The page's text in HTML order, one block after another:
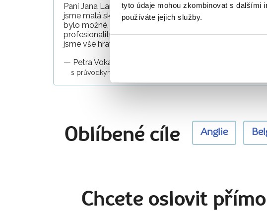
tyto údaje mohou zkombinovat s dalšími
používáte jejich služby.
Paní Jana Laníková je velice milá a profesionální
jsme malá skupinka a nikdy nebyl problém se domluvit
bylo možné, vždy vyšla vstříc našim požadavkům.
profesionalitu při zpoždění letů a přestupů ve Vídni, s
jsme vše hravě zvládli. Moc jí děkujeme za krásnou
— Petra Vokáčová
s průvodkyní
Oblíbené cíle Anglie
Chcete oslovit